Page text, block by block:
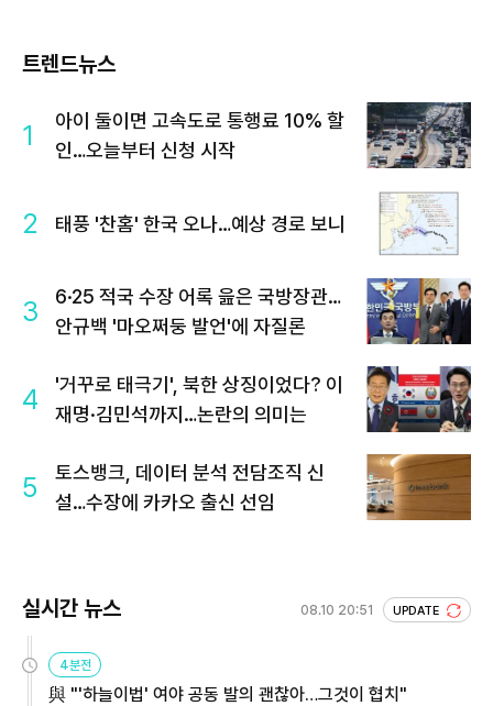
트렌드뉴스
1
아이 둘이면 고속도로 통행료 10% 할
인…오늘부터 신청 시작
2 태풍 '찬홈' 한국 오나…예상 경로 보니
3
6·25 적국 수장 어록 읊은 국방장관…
안규백 '마오쩌둥 발언'에 자질론
4
'거꾸로 태극기', 북한 상징이었다? 이
재명·김민석까지…논란의 의미는
5
토스뱅크, 데이터 분석 전담조직 신
설…수장에 카카오 출신 선임
실시간 뉴스 08.10 20:51 UPDATE
4분전
與 "'하늘이법' 여야 공동 발의 괜찮아…그것이 협치"